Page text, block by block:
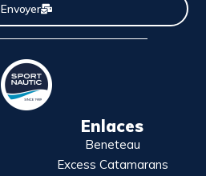
Envoyer
Enlaces
Beneteau
Excess Catamarans